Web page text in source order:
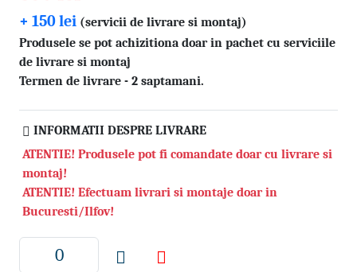
+ 150 lei (servicii de livrare si montaj)
Produsele se pot achizitiona doar in pachet cu serviciile
de livrare si montaj
Termen de livrare - 2 saptamani.
INFORMATII DESPRE LIVRARE
ATENTIE! Produsele pot fi comandate doar cu livrare si
montaj!
ATENTIE! Efectuam livrari si montaje doar in
Bucuresti/Ilfov!